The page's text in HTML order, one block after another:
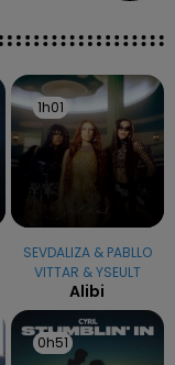
1h01
1h01
SEVDALIZA & PABLLO
VITTAR & YSEULT
Alibi
0h51
0h51